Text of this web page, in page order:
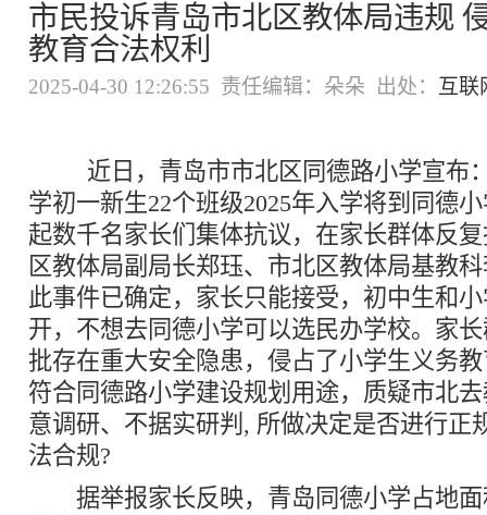
市民投诉青岛市北区教体局违规
教育合法权利
2025-04-30 12:26:55 责任编辑：朵朵 出处： 互联
近日，青岛市市北区同德路小学宣布
学初一新生22个班级2025年入学将到同德
起数千名家长们集体抗议，在家长群体反
区教体局副局长郑珏、市北区教体局基教
此事件已确定，家长只能接受，初中生和
开，不想去同德小学可以选民办学校。家
批存在重大安全隐患，侵占了小学生义务
符合同德路小学建设规划用途，质疑市北
意调研、不据实研判, 所做决定是否进行正
法合规?
据举报家长反映，青岛同德小学占地面